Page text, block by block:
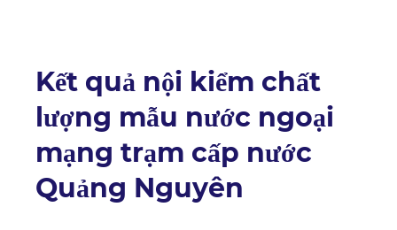
Kết quả nội kiểm chất
lượng mẫu nước ngoại
mạng trạm cấp nước
Quảng Nguyên